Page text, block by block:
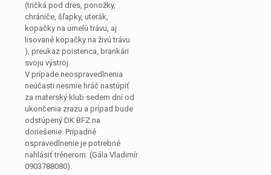
(tričká pod dres, ponožky,
chrániče, šľapky, uterák,
kopačky na umelú trávu, aj
lisované kopačky na živú trávu
), preukaz poistenca, brankári
svoju výstroj.
V prípade neospravedlnenia
neúčasti nesmie hráč nastúpiť
za materský klub sedem dní od
ukončenia zrazu a prípad bude
odstúpený DK BFZ na
doriešenie. Prípadné
ospravedlnenie je potrebné
nahlásiť trénerom: (Gála Vladimír
0903788080).